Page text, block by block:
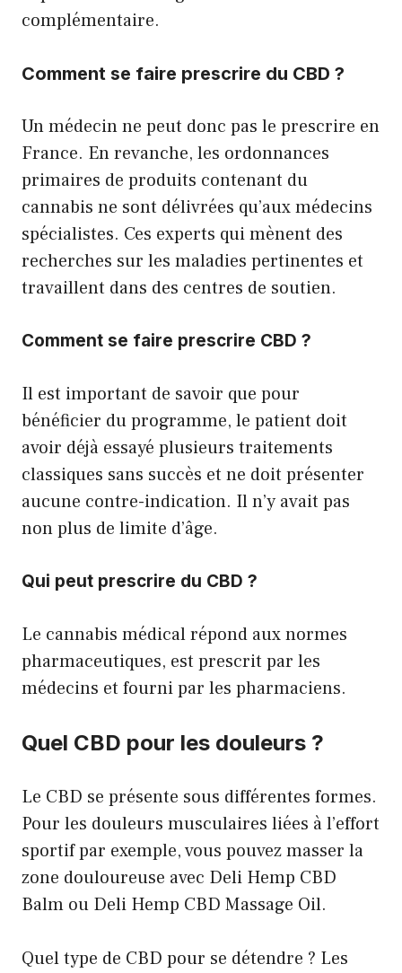
complémentaire.
Comment se faire prescrire du CBD ?
Un médecin ne peut donc pas le prescrire en
France. En revanche, les ordonnances
primaires de produits contenant du
cannabis ne sont délivrées qu’aux médecins
spécialistes. Ces experts qui mènent des
recherches sur les maladies pertinentes et
travaillent dans des centres de soutien.
Comment se faire prescrire CBD ?
Il est important de savoir que pour
bénéficier du programme, le patient doit
avoir déjà essayé plusieurs traitements
classiques sans succès et ne doit présenter
aucune contre-indication. Il n’y avait pas
non plus de limite d’âge.
Qui peut prescrire du CBD ?
Le cannabis médical répond aux normes
pharmaceutiques, est prescrit par les
médecins et fourni par les pharmaciens.
Quel CBD pour les douleurs ?
Le CBD se présente sous différentes formes.
Pour les douleurs musculaires liées à l’effort
sportif par exemple, vous pouvez masser la
zone douloureuse avec Deli Hemp CBD
Balm ou Deli Hemp CBD Massage Oil.
Quel type de CBD pour se détendre ? Les